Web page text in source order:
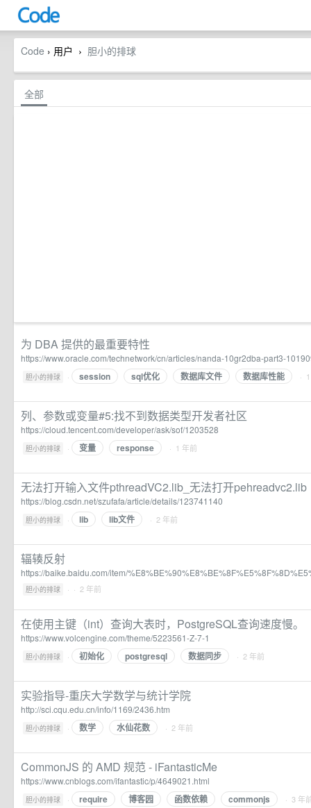
Code › 用户 › 胆小的排球
全部
为 DBA 提供的最重要特性
https://www.oracle.com/technetwork/cn/articles/nanda-10gr2dba-part3-
胆小的排球 · session sql优化 数据库文件 数据库性能 ·
列、参数或变量#5:找不到数据类型开发者社区
https://cloud.tencent.com/developer/ask/sof/1203528
胆小的排球 · 变量 response · 1 年前
无法打开输入文件pthreadVC2.lib_无法打开pehreadvc2.lib
https://blog.csdn.net/szufafa/article/details/123741140
胆小的排球 · lib lib文件 · 2 年前
辐辏反射
https://baike.baidu.com/item/
胆小的排球 · · 2 年前
在使用主键（int）查询大表时，PostgreSQL查询速度慢。
https://www.volcengine.com/theme/5223561-Z-7-1
胆小的排球 · 初始化 postgresql 数据同步 · 2 年前
实验指导-重庆大学数学与统计学院
http://sci.cqu.edu.cn/info/1169/2436.htm
胆小的排球 · 数学 水仙花数 · 2 年前
CommonJS 的 AMD 规范 - iFantasticMe
https://www.cnblogs.com/ifantastic/p/4649021.html
胆小的排球 · require 博客园 函数依赖 commonjs · 3 年